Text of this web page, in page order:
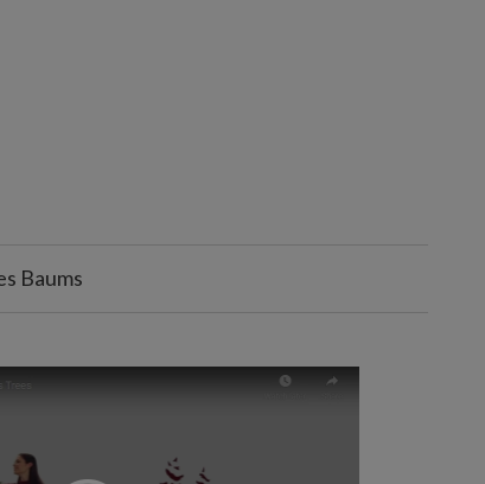
Baums